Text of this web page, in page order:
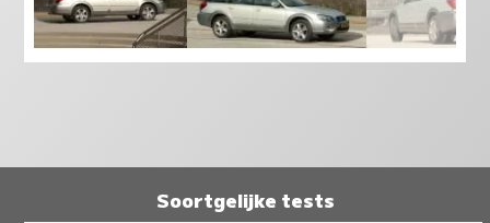
Soortgelijke tests